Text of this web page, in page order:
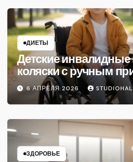
ДИЕТЫ
Детские инвалидные
коляски с ручным
6 АПРЕЛЯ 2026
ЗДОРОВЬЕ